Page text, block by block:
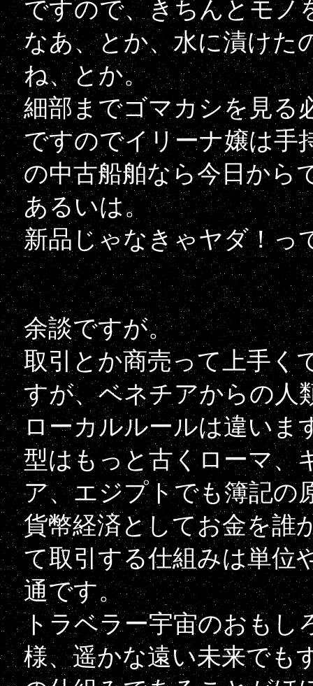
ですので、きちんとモノ
なあ、とか、水に漬けた
ね、とか。
細部までゴマカシを見る
ですのでイリーナ嬢は手
の中古船舶なら今日から
あるいは。
新品じゃなきゃヤダ！っ
余談ですが。
取引とか商売って上手く
すが、ベネチアからの人
ローカルルールは違いま
型はもっと古くローマ、
ア、エジプトでも簿記の
貨幣経済としてお金を誰
て取引する仕組みは単位
通です。
トラベラー宇宙のおもし
様、遥かな遠い未来でも